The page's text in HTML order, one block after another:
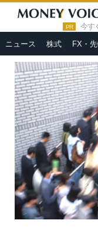
PR 今す
ニュース 株式 FX・
HOME » 市況ヘッド
鉱山、ディスコ、